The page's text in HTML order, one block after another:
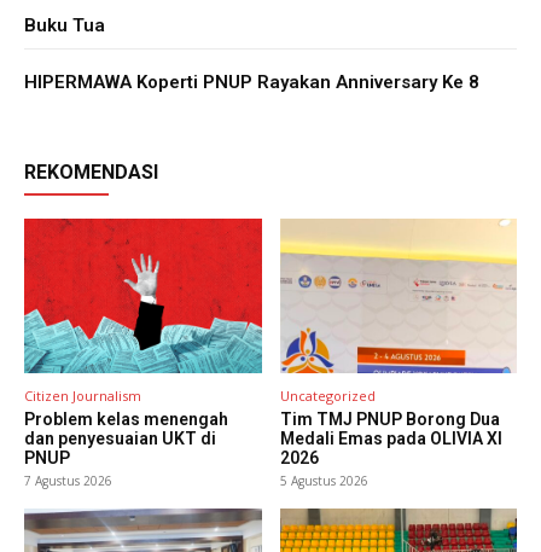
Buku Tua
HIPERMAWA Koperti PNUP Rayakan Anniversary Ke 8
REKOMENDASI
Citizen Journalism
Problem kelas menengah
dan penyesuaian UKT di
PNUP
7 Agustus 2026
Uncategorized
Tim TMJ PNUP Borong Dua
Medali Emas pada OLIVIA XI
2026
5 Agustus 2026